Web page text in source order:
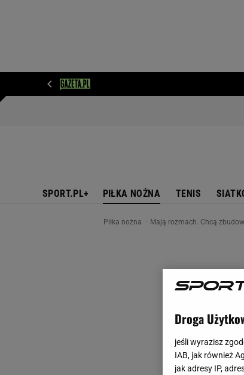
SPORT.PL+ PIŁKA NOŻNA TENIS
Piłka nożna Mają rozmach. Chcą
Droga
jeśli wyrazisz
IAB, jak również
jak adresy IP,